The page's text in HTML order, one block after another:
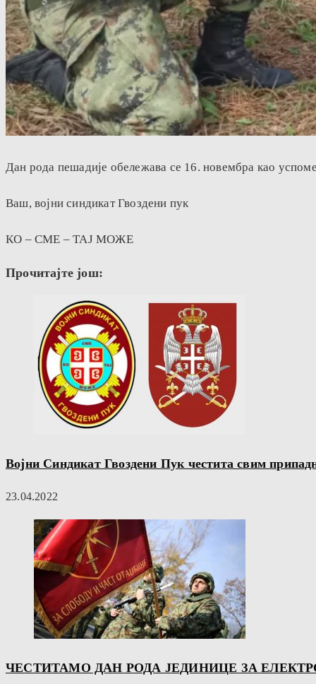
Дан рода пешадије обележава се 16. новембра као
Ваш, војни синдикат Гвоздени пук
КО – СМЕ – ТАЈ МОЖЕ
Прочитајте још:
Војни Синдикат Гвоздени Пук честита свим
23.04.2022
ЧЕСТИТАМО ДАН РОДА ЈЕДИНИЦЕ ЗА